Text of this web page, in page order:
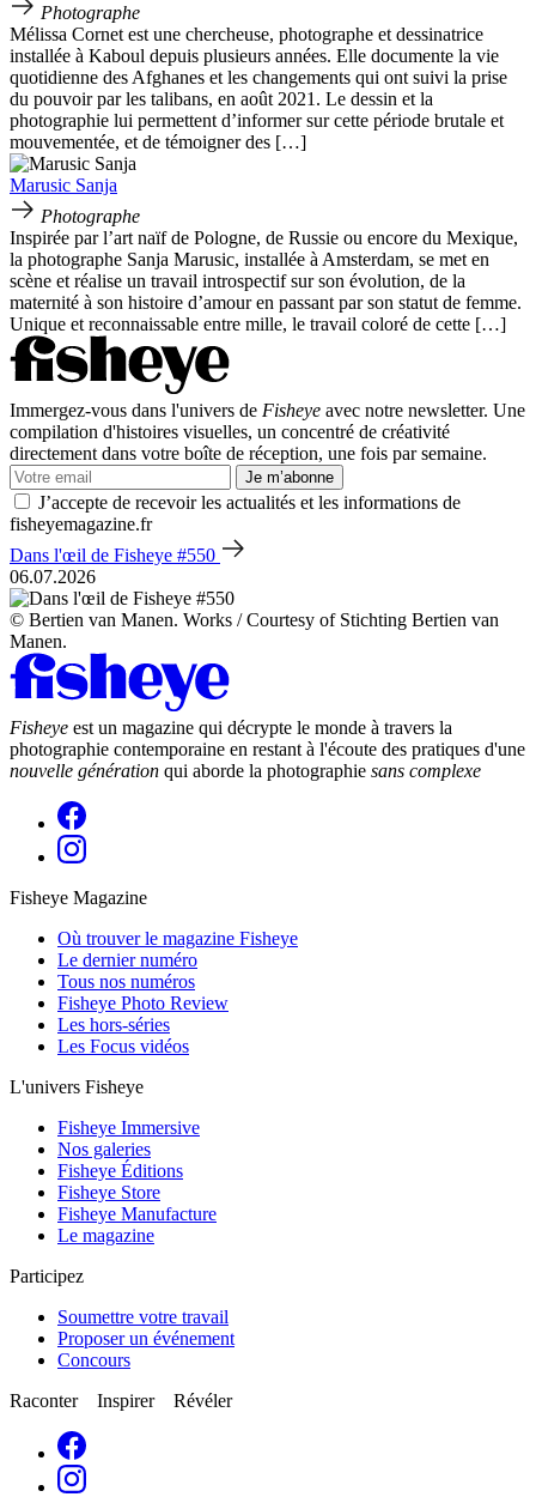
Photographe
Mélissa Cornet est une chercheuse, photographe et dessinatrice
installée à Kaboul depuis plusieurs années. Elle documente la vie
quotidienne des Afghanes et les changements qui ont suivi la prise
du pouvoir par les talibans, en août 2021. Le dessin et la
photographie lui permettent d’informer sur cette période brutale et
mouvementée, et de témoigner des […]
Marusic Sanja
Photographe
Inspirée par l’art naïf de Pologne, de Russie ou encore du Mexique,
la photographe Sanja Marusic, installée à Amsterdam, se met en
scène et réalise un travail introspectif sur son évolution, de la
maternité à son histoire d’amour en passant par son statut de femme.
Unique et reconnaissable entre mille, le travail coloré de cette […]
Immergez-vous dans l'univers de Fisheye avec notre newsletter. Une
compilation d'histoires visuelles, un concentré de créativité
directement dans votre boîte de réception, une fois par semaine.
Je m’abonne
J’accepte de recevoir les actualités et les informations de
fisheyemagazine.fr
Dans l'œil de Fisheye #550
06.07.2026
© Bertien van Manen. Works / Courtesy of Stichting Bertien van
Manen.
Fisheye est un magazine qui décrypte le monde à travers la
photographie contemporaine en restant à l'écoute des pratiques d'une
nouvelle génération qui aborde la photographie sans complexe
Fisheye Magazine
Où trouver le magazine Fisheye
Le dernier numéro
Tous nos numéros
Fisheye Photo Review
Les hors-séries
Les Focus vidéos
L'univers Fisheye
Fisheye Immersive
Nos galeries
Fisheye Éditions
Fisheye Store
Fisheye Manufacture
Le magazine
Participez
Soumettre votre travail
Proposer un événement
Concours
Raconter Inspirer Révéler